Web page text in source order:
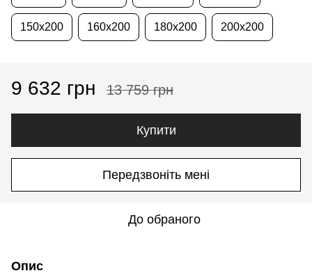
150x200 160x200 180x200 200x200
9 632 грн 13 759 грн
Купити
Передзвоніть мені
До обраного
Опис